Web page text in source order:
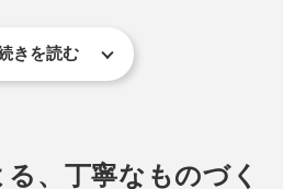
き回れます。
きを読む
る、丁寧なものづく